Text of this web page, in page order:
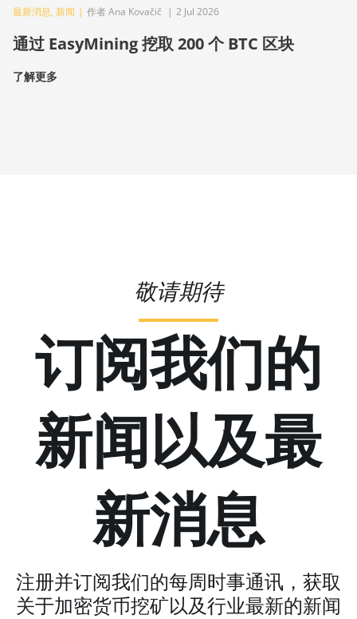
最新消息, 新闻 | 作者 Ana Kovačič | 2 Jul 2026
通过 EasyMining 挖取 200 个 BTC 区块
了解更多
敬请期待
订阅我们的
新闻以及最
新消息
注册并订阅我们的每周时事通讯，获取
关于加密货币挖矿以及行业最新的新闻